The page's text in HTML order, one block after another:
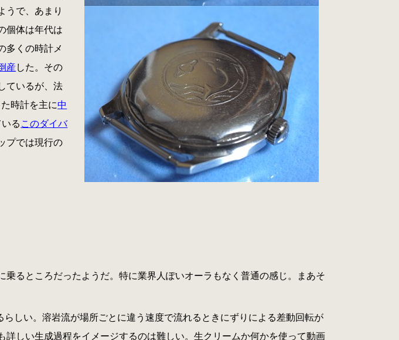
うで、あまり
個体は年代は
多くの時計メ
産した。その
ているが、法
時計を主に中
るこのダイバ
プでは現行の
るところだったようだ。特に業界人ぽいオーラもなく普通の感じ。まあそ
しい。溶岩流が場所ごとに違う速度で流れるときにずりによる差動回転が
しい生成過程をイメージするのは難しい。生クリームか何かを使って動画